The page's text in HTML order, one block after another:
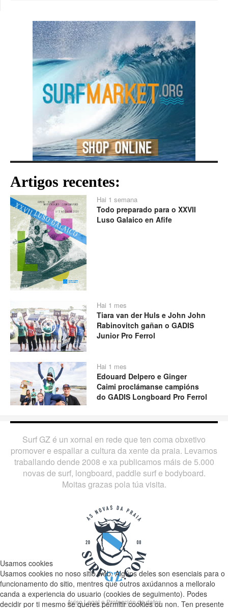
Artigos recentes:
Hai 1 semana
Todo preparado para o XXVII
Luso Galaico en Afife
Play
Hai 1 mes
Tiara van der Huls e John John
Rabinovitch gañan o GADIS
Junior Pro Ferrol
Play
Hai 1 mes
Edouard Delpero e Ginger
Caimi proclámanse campións
do GADIS Longboard Pro Ferrol
Surf GZ é un xornal en rede que ten coma obxetivo
promover e espallar a cultura da xente da praia. Levamos
traballando dende 2008 e xa publicamos máis de 5.000
novas de surf, longboard, paddle surf e bodyboard.
Moitas grazas pola túa visita.
Aviso Legal e Protección de datos
Usamos cookies
Usamos cookies no noso sitio web. Algúns deles son esenciais para o
funcionamento do sitio, mentres que outros axúdannos a melloralo
canda a experiencia do usuario (cookies de seguimento). Podes
decidir por ti mesmo se queres permitir cookies ou non. Ten presente